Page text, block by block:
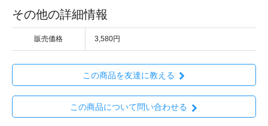
その他の詳細情報
販売価格 3,580円
この商品を友達に教える
この商品について問い合わせる